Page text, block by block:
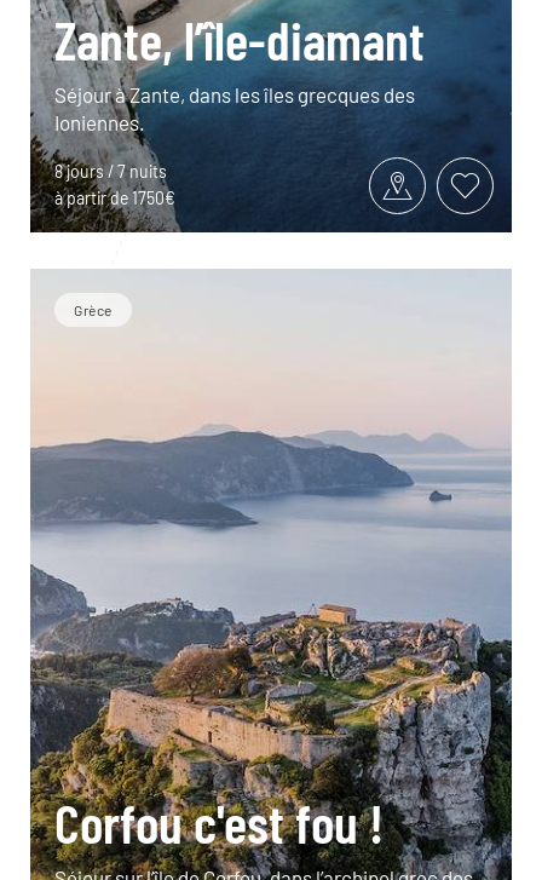
Zante, l’île-diamant
Séjour à Zante, dans les îles grecques des
Ioniennes.
8 jours / 7 nuits
à partir de 1750€
Grèce
Corfou c'est fou !